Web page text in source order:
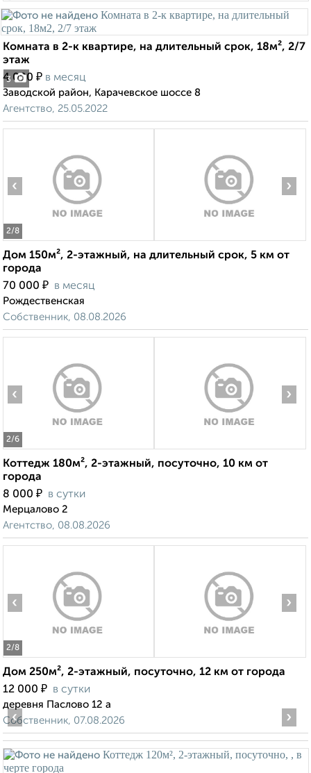
3
Комната в 2-к квартире, на длительный срок, 18м², 2/7
этаж
4 000 ₽ в месяц
Заводской район, Карачевское шоссе 8
Агентство, 25.05.2022
2/8
‹ ›
Дом 150м², 2-этажный, на длительный срок, 5 км от
города
70 000 ₽ в месяц
Рождественская
Собственник, 08.08.2026
2/6
‹ ›
Коттедж 180м², 2-этажный, посуточно, 10 км от
города
8 000 ₽ в сутки
Мерцалово 2
Агентство, 08.08.2026
2/8
‹ ›
Дом 250м², 2-этажный, посуточно, 12 км от города
12 000 ₽ в сутки
деревня Паслово 12 а
Собственник, 07.08.2026
‹ ›